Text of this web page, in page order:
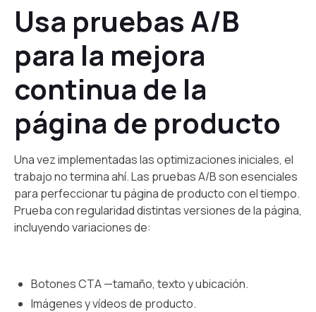
Usa pruebas A/B
para la mejora
continua de la
página de producto
Una vez implementadas las optimizaciones iniciales, el
trabajo no termina ahí. Las pruebas A/B son esenciales
para perfeccionar tu página de producto con el tiempo.
Prueba con regularidad distintas versiones de la página,
incluyendo variaciones de:
Botones CTA —tamaño, texto y ubicación.
Imágenes y vídeos de producto.